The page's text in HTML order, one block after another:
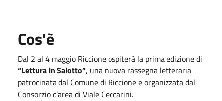
Cos'è
Dal 2 al 4 maggio Riccione ospiterà la prima edizione di
“Lettura in Salotto”, una nuova rassegna letteraria
patrocinata dal Comune di Riccione e organizzata dal
Consorzio d’area di Viale Ceccarini.